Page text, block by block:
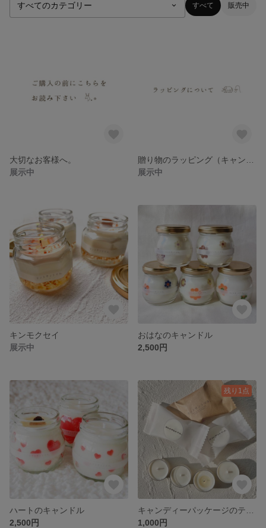
すべて 販売中
大切なお客様へ。
展示中
展示中
キンモクセイ
展示中
おはなのキャンドル
2,500円
ハートのキャンドル
2,500円
残り1点
1,000円